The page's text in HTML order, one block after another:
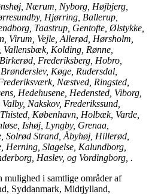
Nærum, Nyborg, Højbjerg,
Hjørring, Ballerup,
Taastrup, Gentofte, Ølstykke,
Virum, Vejle, Allerød, Hørsholm,
Kolding, Rønne,
Frederiksberg, Hobro,
Køge, Rudersdal,
Næstved, Ringsted,
Hedehusene, Hedensted, Viborg,
Nakskov, Frederikssund,
København, Holbæk, Varde,
Ishøj, Lyngby, Grenaa,
Solrød Strand, Åbyhøj, Hillerød,
Herning, Slagelse, Kalundborg,
Haslev, og Vordingborg, .
i samtlige områder af
Syddanmark, Midtjylland,